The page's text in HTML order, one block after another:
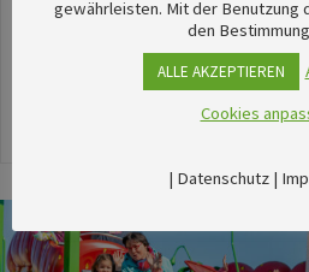
stimmungsvolle
herausgesucht.
gewährleisten. Mit der Benutzung
den
ALLE AKZEPTIEREN
Cookies
| Datenschutz|